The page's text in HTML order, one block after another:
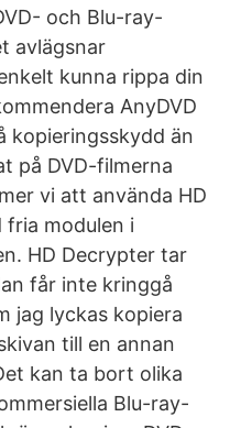
och Blu-ray-
avlägsnar
kunna rippa din
AnyDVD
kopieringsskydd än
på DVD-filmerna
vi att använda HD
fria modulen i
HD Decrypter tar
får inte kringgå
jag lyckas kopiera
till en annan
kan ta bort olika
Blu-ray-